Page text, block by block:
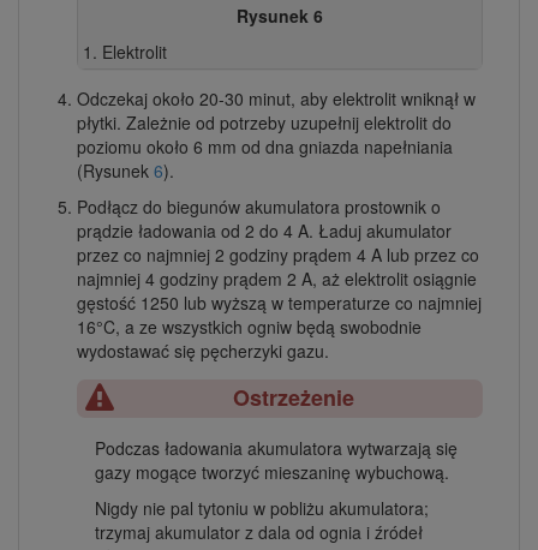
Rysunek 6
Elektrolit
Odczekaj około 20-30 minut, aby elektrolit wniknął w
płytki. Zależnie od potrzeby uzupełnij elektrolit do
poziomu około 6 mm od dna gniazda napełniania
(Rysunek 6).
Podłącz do biegunów akumulatora prostownik o
prądzie ładowania od 2 do 4 A. Ładuj akumulator
przez co najmniej 2 godziny prądem 4 A lub przez co
najmniej 4 godziny prądem 2 A, aż elektrolit osiągnie
gęstość 1250 lub wyższą w temperaturze co najmniej
16°C, a ze wszystkich ogniw będą swobodnie
wydostawać się pęcherzyki gazu.
Ostrzeżenie
Podczas ładowania akumulatora wytwarzają się
gazy mogące tworzyć mieszaninę wybuchową.
Nigdy nie pal tytoniu w pobliżu akumulatora;
trzymaj akumulator z dala od ognia i źródeł